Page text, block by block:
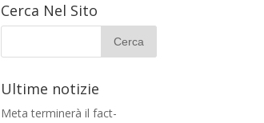
Cerca Nel Sito
Ultime notizie
Meta terminerà il fact-